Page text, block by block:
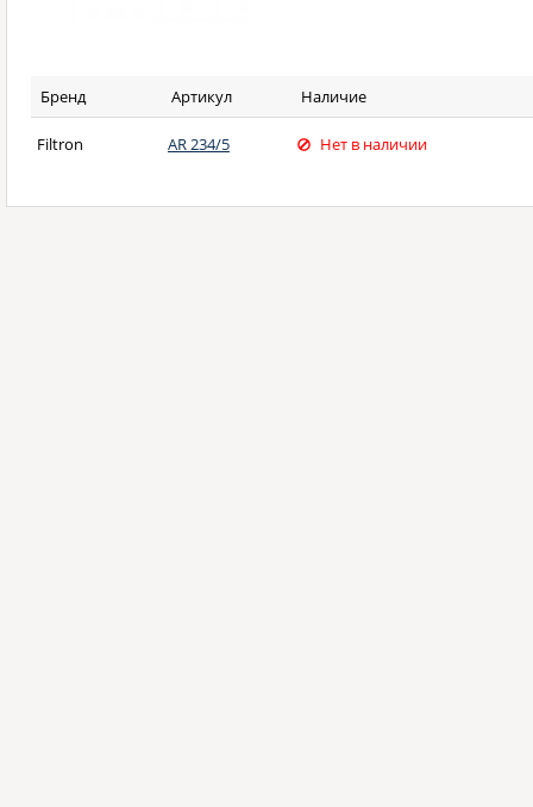
Бренд Артикул Наличие
Filtron AR 234/5 Нет в наличии